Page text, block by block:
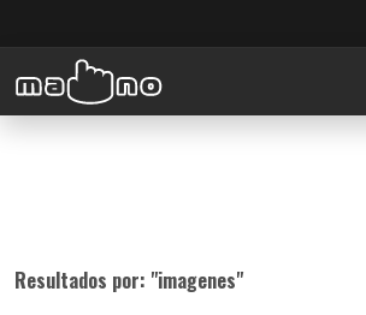
Resultados por: "imagenes"